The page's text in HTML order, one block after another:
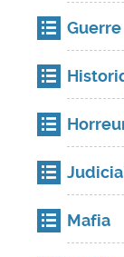
Guerre
Mafia